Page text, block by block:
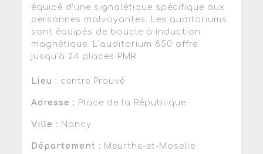
équipé d’une signalétique spécifique aux
personnes malvoyantes. Les auditoriums
sont équipés de boucle à induction
magnétique. L’auditorium 850 offre
jusqu’à 24 places PMR
Lieu : centre Prouvé
Adresse : Place de la République
Ville : Nancy
Département : Meurthe-et-Moselle